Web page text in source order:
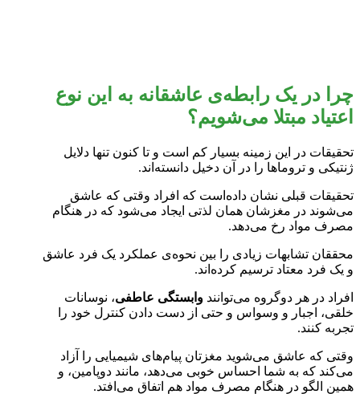
چرا در یک رابطه‌ی عاشقانه به این نوع
اعتیاد مبتلا می‌شویم؟
تحقیقات در این زمینه بسیار کم است و تا کنون تنها دلایل
ژنتیکی و تروما‌ها را در آن دخیل دانسته‌اند.
تحقیقات قبلی نشان داده‌است که افراد وقتی که عاشق
می‌شوند در مغزشان همان لذتی ایجاد می‌شود که در هنگام
مصرف مواد رخ می‌دهد.
محققان تشابهات زیادی را بین نحوه‌ی عملکرد یک فرد عاشق
و یک فرد معتاد ترسیم کرده‌اند.
افراد در هر دوگروه می‌توانند وابستگی عاطفی، نوسانات
خلقی، اجبار و وسواس و حتی از دست دادن کنترل خود را
تجربه کنند.
وقتی که عاشق می‌شوید مغزتان پیام‌های شیمیایی را آزاد
می‌کند که به شما احساس خوبی می‌دهد، مانند دوپامین، و
همین الگو در هنگام مصرف مواد هم اتفاق می‌افتد.